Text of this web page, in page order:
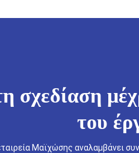
σχεδίαση
του
Μαϊχώσης αναλαμβάνει